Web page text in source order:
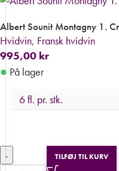
Albert Sounit Montagny 1.
Hvidvin, Fransk hvidvin
995,00 kr
● På lager
6 fl. pr. stk.
- TILFØJ TIL KURV